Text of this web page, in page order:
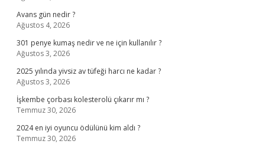
Avans gün nedir ?
Ağustos 4, 2026
301 penye kumaş nedir ve ne için kullanılır ?
Ağustos 3, 2026
2025 yılında yivsiz av tüfeği harcı ne kadar ?
Ağustos 3, 2026
İşkembe çorbası kolesterolü çıkarır mı ?
Temmuz 30, 2026
2024 en iyi oyuncu ödülünü kim aldı ?
Temmuz 30, 2026